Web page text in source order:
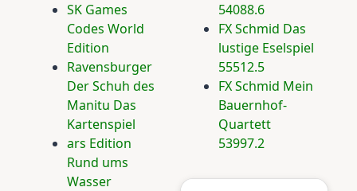
SK Games
Codes World
Edition
Ravensburger
Der Schuh des
Manitu Das
Kartenspiel
ars Edition
Rund ums
Wasser
54088.6
FX Schmid Das
lustige Eselspiel
55512.5
FX Schmid Mein
Bauernhof-
Quartett
53997.2